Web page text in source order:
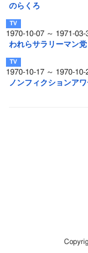
のらくろ
1970-10-07 ～ 1971-03-
われらサラリーマン党
1970-10-17 ～ 1970-10-
ノンフィクションア